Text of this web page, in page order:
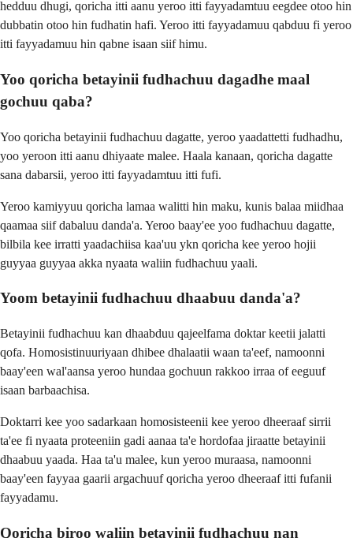
hedduu dhugi, qoricha itti aanu yeroo itti fayyadamtuu eegdee otoo hin
dubbatin otoo hin fudhatin hafi. Yeroo itti fayyadamuu qabduu fi yeroo
itti fayyadamuu hin qabne isaan siif himu.
Yoo qoricha betayinii fudhachuu dagadhe maal
gochuu qaba?
Yoo qoricha betayinii fudhachuu dagatte, yeroo yaadattetti fudhadhu,
yoo yeroon itti aanu dhiyaate malee. Haala kanaan, qoricha dagatte
sana dabarsii, yeroo itti fayyadamtuu itti fufi.
Yeroo kamiyyuu qoricha lamaa walitti hin maku, kunis balaa miidhaa
qaamaa siif dabaluu danda'a. Yeroo baay'ee yoo fudhachuu dagatte,
bilbila kee irratti yaadachiisa kaa'uu ykn qoricha kee yeroo hojii
guyyaa guyyaa akka nyaata waliin fudhachuu yaali.
Yoom betayinii fudhachuu dhaabuu danda'a?
Betayinii fudhachuu kan dhaabduu qajeelfama doktar keetii jalatti
qofa. Homosistinuuriyaan dhibee dhalaatii waan ta'eef, namoonni
baay'een wal'aansa yeroo hundaa gochuun rakkoo irraa of eeguuf
isaan barbaachisa.
Doktarri kee yoo sadarkaan homosisteenii kee yeroo dheeraaf sirrii
ta'ee fi nyaata proteeniin gadi aanaa ta'e hordofaa jiraatte betayinii
dhaabuu yaada. Haa ta'u malee, kun yeroo muraasa, namoonni
baay'een fayyaa gaarii argachuuf qoricha yeroo dheeraaf itti fufanii
fayyadamu.
Qoricha biroo waliin betayinii fudhachuu nan